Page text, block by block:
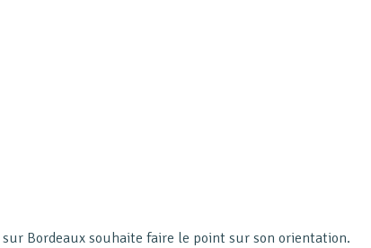
sur Bordeaux souhaite faire le point sur son orientation.